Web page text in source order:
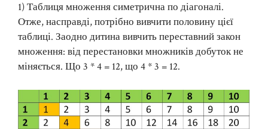
1) Таблиця множення симетрична по діагоналі.
Отже, насправді, потрібно вивчити половину цієї
таблиці. Заодно дитина вивчить переставний закон
множення: від перестановки множників добуток не
міняється. Що 3 * 4 = 12, що 4 * 3 = 12.